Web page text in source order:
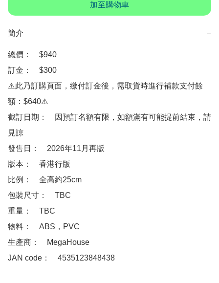
加至購物車
簡介 −
總價：　$940
訂金：　$300
⚠️此乃訂購頁面，繳付訂金後，需取貨時進行補款支付餘
額：$640⚠️
截訂日期：　因預訂名額有限，如額滿有可能提前結束，請
見諒
發售日：　2026年11月再版
版本：　香港行版
比例：　全高約25cm
包裝尺寸：　TBC
重量：　TBC
物料：　ABS，PVC
生產商：　MegaHouse
JAN code：　4535123848438